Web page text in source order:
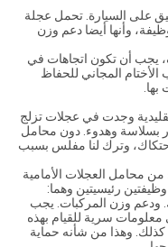
على السيارة. تحمل عجلة
وأنها أيضا دعم وزن
يجب أن تكون اتجاهات في
المجاني للحفاظ
وجدت في عجلات تزلج
بسلاسة وهدوء. دون محامل
وترك لنا مفلس بسبب
كل لديه زوج من محامل العجلات الأمامية
رئيسيتين وهما:
ودعم وزن المركبات. يجب
سرية للقيام بهذه
كذلك. وهذا من شأنه حماية